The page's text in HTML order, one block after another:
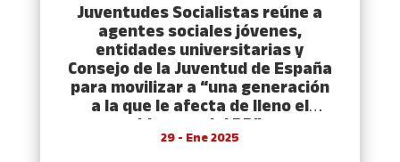
Juventudes Socialistas reúne a
agentes sociales jóvenes,
entidades universitarias y
Consejo de la Juventud de España
para movilizar a “una generación
a la que le afecta de lleno el
bloqueo del PP”
29 - Ene 2025